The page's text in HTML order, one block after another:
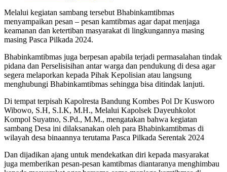
Melalui kegiatan sambang tersebut Bhabinkamtibmas
menyampaikan pesan – pesan kamtibmas agar dapat menjaga
keamanan dan ketertiban masyarakat di lingkungannya masing
masing Pasca Pilkada 2024.
Bhabinkamtibmas juga berpesan apabila terjadi permasalahan tindak
pidana dan Perselisisihan antar warga dan pendukung di desa agar
segera melaporkan kepada Pihak Kepolisian atau langsung
menghubungi Bhabinkamtibmas sehingga bisa ditindak lanjuti.
Di tempat terpisah Kapolresta Bandung Kombes Pol Dr Kusworo
Wibowo, S.H, S.I.K, M.H., Melalui Kapolsek Dayeuhkolot
Kompol Suyatno, S.Pd., M.M., mengatakan bahwa kegiatan
sambang Desa ini dilaksanakan oleh para Bhabinkamtibmas di
wilayah desa binaannya terutama Pasca Pilkada Serentak 2024
Dan dijadikan ajang untuk mendekatkan diri kepada masyarakat
juga memberikan pesan-pesan kamtibmas diantaranya menghimbau